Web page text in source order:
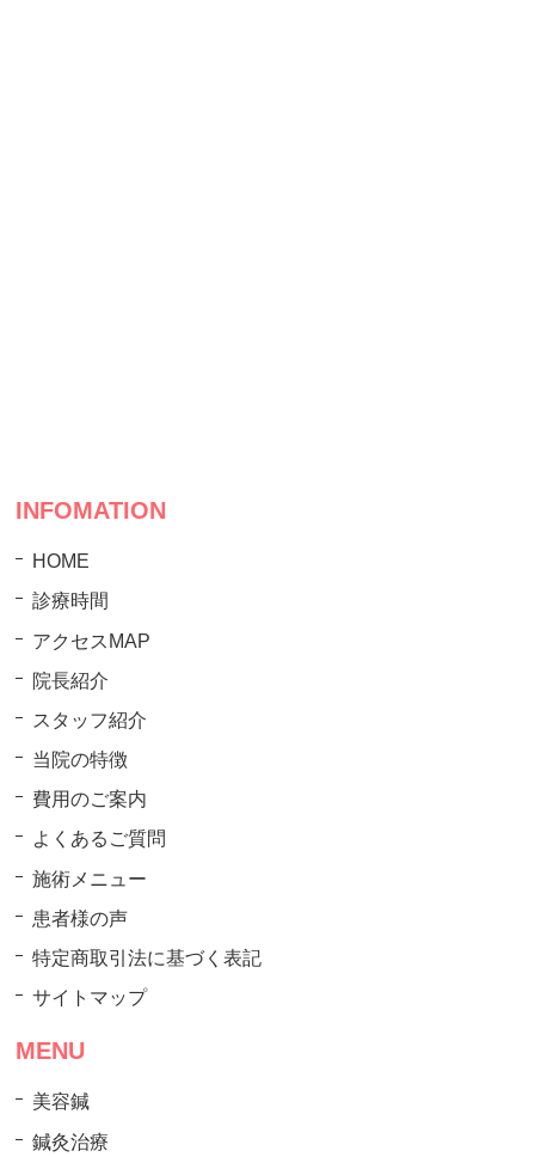
INFOMATION
HOME
診療時間
アクセスMAP
院長紹介
スタッフ紹介
当院の特徴
費用のご案内
よくあるご質問
施術メニュー
患者様の声
特定商取引法に基づく表記
サイトマップ
MENU
美容鍼
鍼灸治療